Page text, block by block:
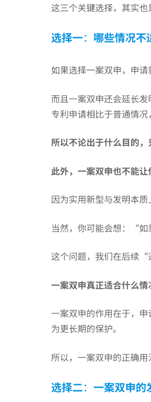
后
的
专
利
一
案
双
申，
这
3
这三个关键选择，其实也
选择一： 哪些情况不
如果选择一案双申，申
而且一案双申还会延长
专利申请相比于普通情况
所以不论出于什么目的
此外，一案双申也不能让
因为实用新型与发明本
当然，你可能会想：“如
这个问题，我们在后续“
一案双申真正适合什么情
一案双申的作用在于，
为更长期的保护。
所以，一案双申的正确用
选择二： 一案双申的